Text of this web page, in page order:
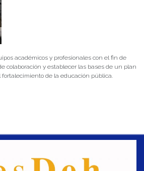
académicos y profesionales con el fin de
colaboración y establecer las bases de un plan
de la educación pública.